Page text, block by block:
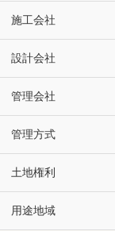
施工会社
設計会社
管理会社
管理方式
土地権利
用途地域